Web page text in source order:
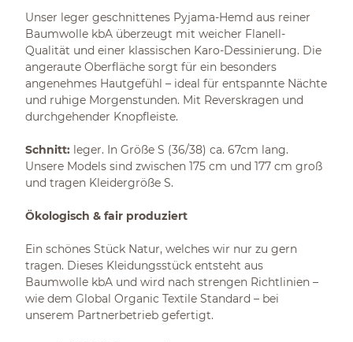
Unser leger geschnittenes Pyjama-Hemd aus reiner
Baumwolle kbA überzeugt mit weicher Flanell-
Qualität und einer klassischen Karo-Dessinierung. Die
angeraute Oberfläche sorgt für ein besonders
angenehmes Hautgefühl – ideal für entspannte Nächte
und ruhige Morgenstunden. Mit Reverskragen und
durchgehender Knopfleiste.
Schnitt: leger. In Größe S (36/38) ca. 67cm lang.
Unsere Models sind zwischen 175 cm und 177 cm groß
und tragen Kleidergröße S.
Ökologisch & fair produziert
Ein schönes Stück Natur, welches wir nur zu gern
tragen. Dieses Kleidungsstück entsteht aus
Baumwolle kbA und wird nach strengen Richtlinien –
wie dem Global Organic Textile Standard – bei
unserem Partnerbetrieb gefertigt.